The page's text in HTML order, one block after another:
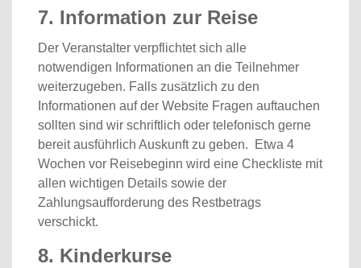
7. Information zur Reise
Der Veranstalter verpflichtet sich alle
notwendigen Informationen an die Teilnehmer
weiterzugeben. Falls zusätzlich zu den
Informationen auf der Website Fragen auftauchen
sollten sind wir schriftlich oder telefonisch gerne
bereit ausführlich Auskunft zu geben. Etwa 4
Wochen vor Reisebeginn wird eine Checkliste mit
allen wichtigen Details sowie der
Zahlungsaufforderung des Restbetrags
verschickt.
8. Kinderkurse